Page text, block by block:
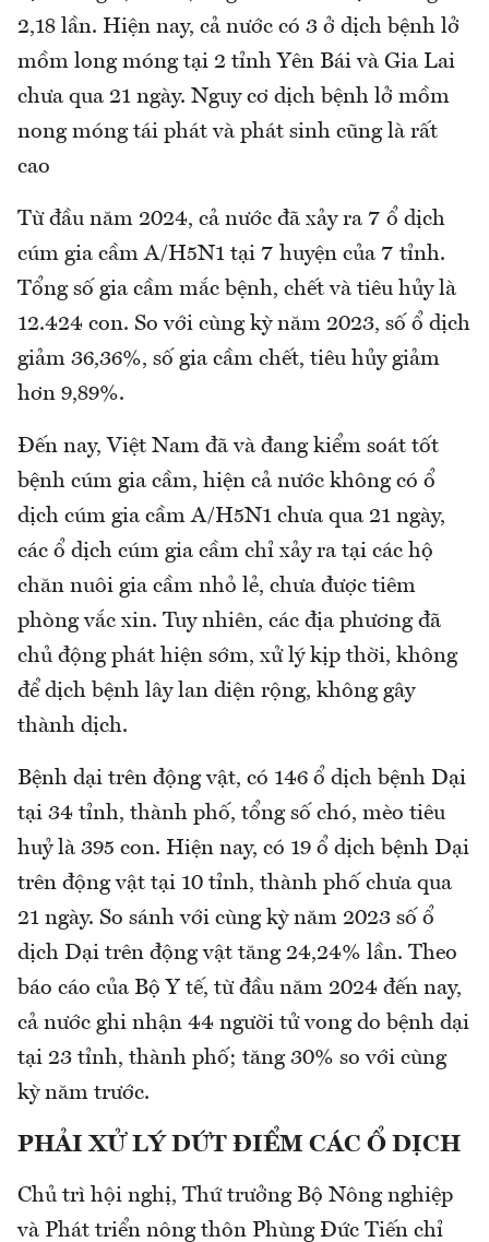
2,18 lần. Hiện nay, cả nước có 3 ở dịch bệnh lở
mồm long móng tại 2 tỉnh Yên Bái và Gia Lai
chưa qua 21 ngày. Nguy cơ dịch bệnh lở mồm
nong móng tái phát và phát sinh cũng là rất
cao
Từ đầu năm 2024, cả nước đã xảy ra 7 ổ dịch
cúm gia cầm A/H5N1 tại 7 huyện của 7 tỉnh.
Tổng số gia cầm mắc bệnh, chết và tiêu hủy là
12.424 con. So với cùng kỳ năm 2023, số ổ dịch
giảm 36,36%, số gia cầm chết, tiêu hủy giảm
hơn 9,89%.
Đến nay, Việt Nam đã và đang kiểm soát tốt
bệnh cúm gia cầm, hiện cả nước không có ổ
dịch cúm gia cầm A/H5N1 chưa qua 21 ngày,
các ổ dịch cúm gia cầm chỉ xảy ra tại các hộ
chăn nuôi gia cầm nhỏ lẻ, chưa được tiêm
phòng vắc xin. Tuy nhiên, các địa phương đã
chủ động phát hiện sớm, xử lý kịp thời, không
để dịch bệnh lây lan diện rộng, không gây
thành dịch.
Bệnh dại trên động vật, có 146 ổ dịch bệnh Dại
tại 34 tỉnh, thành phố, tổng số chó, mèo tiêu
huỷ là 395 con. Hiện nay, có 19 ổ dịch bệnh Dại
trên động vật tại 10 tỉnh, thành phố chưa qua
21 ngày. So sánh với cùng kỳ năm 2023 số ổ
dịch Dại trên động vật tăng 24,24% lần. Theo
báo cáo của Bộ Y tế, từ đầu năm 2024 đến nay,
cả nước ghi nhận 44 người tử vong do bệnh dại
tại 23 tỉnh, thành phố; tăng 30% so với cùng
kỳ năm trước.
PHẢI XỬ LÝ DỨT ĐIỂM CÁC Ổ DỊCH
Chủ trì hội nghị, Thứ trưởng Bộ Nông nghiệp
và Phát triển nông thôn Phùng Đức Tiến chỉ